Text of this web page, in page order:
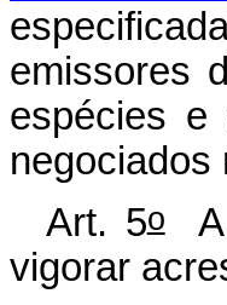
emissores
espécies e
negociados
Art. 5oA
vigorar